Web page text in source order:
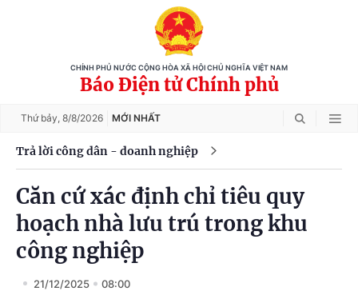
CHÍNH PHỦ NƯỚC CỘNG HÒA XÃ HỘI CHỦ NGHĨA VIỆT NAM
Báo Điện tử Chính phủ
Thứ bảy, 8/8/2026 MỚI NHẤT
Trả lời công dân - doanh nghiệp
Căn cứ xác định chỉ tiêu quy
hoạch nhà lưu trú trong khu
công nghiệp
21/12/2025 08:00